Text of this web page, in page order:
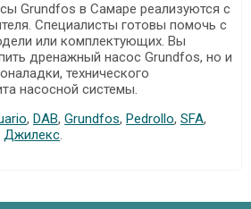
Grundfos в Самаре реализуются с
Специалисты готовы помочь с
или комплектующих. Вы
дренажный насос Grundfos, но и
технического
насосной системы.
, DAB, Grundfos, Pedrollo, SFA,
Джилекс.